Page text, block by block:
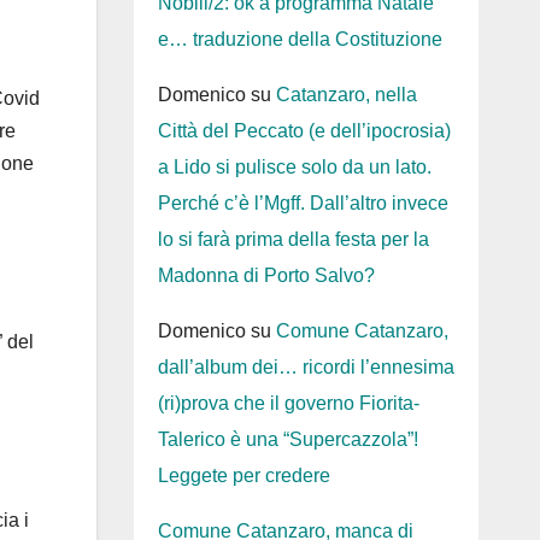
del
i
e… traduzione della Costituzione
Domenicosu Catanzaro, nella
Città del Peccato (e dell’ipocrosia)
a Lido si pulisce solo da un lato.
Perché c’è l’Mgff. Dall’altro invece
lo si farà prima della festa per la
Madonna di Porto Salvo?
Domenicosu Comune Catanzaro,
dall’album dei… ricordi l’ennesima
(ri)prova che il governo Fiorita-
Talerico è una “Supercazzola”!
Leggete per credere
Comune Catanzaro, manca di